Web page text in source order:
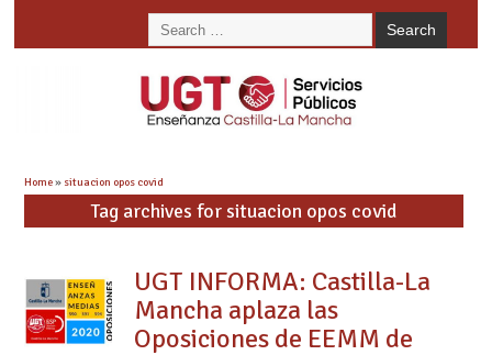
Home» situacion opos covid
Tag archives for situacion opos covid
UGT INFORMA: Castilla-La
Mancha aplaza las
Oposiciones de EEMM de